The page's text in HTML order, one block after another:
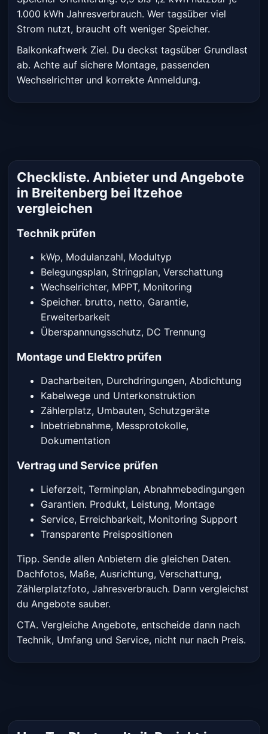
1.000 kWh Jahresverbrauch. Wer tagsüber viel
Strom nutzt, braucht oft weniger Speicher.
Balkonkaftwerk Ziel. Du deckst tagsüber Grundlast
ab. Achte auf sichere Montage, passenden
Wechselrichter und korrekte Anmeldung.
Checkliste. Anbieter und Angebote
in Breitenberg bei Itzehoe
vergleichen
Technik prüfen
kWp, Modulanzahl, Modultyp
Belegungsplan, Stringplan, Verschattung
Wechselrichter, MPPT, Monitoring
Speicher. brutto, netto, Garantie,
Erweiterbarkeit
Überspannungsschutz, DC Trennung
Montage und Elektro prüfen
Dacharbeiten, Durchdringungen, Abdichtung
Kabelwege und Unterkonstruktion
Zählerplatz, Umbauten, Schutzgeräte
Inbetriebnahme, Messprotokolle,
Dokumentation
Vertrag und Service prüfen
Lieferzeit, Terminplan, Abnahmebedingungen
Garantien. Produkt, Leistung, Montage
Service, Erreichbarkeit, Monitoring Support
Transparente Preispositionen
Tipp. Sende allen Anbietern die gleichen Daten.
Dachfotos, Maße, Ausrichtung, Verschattung,
Zählerplatzfoto, Jahresverbrauch. Dann vergleichst
du Angebote sauber.
CTA. Vergleiche Angebote, entscheide dann nach
Technik, Umfang und Service, nicht nur nach Preis.